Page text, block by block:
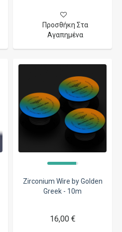
Προσθήκη Στα
Αγαπημένα
Zirconium Wire by Golden
Greek - 10m
16,00 €